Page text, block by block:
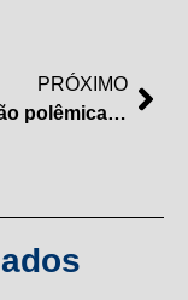
PRÓXIMO
Afirmação polêmica sobre DNA de Deus causa repreensão e alerta entre cristãos